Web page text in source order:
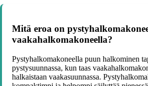
Mitä eroa on
vaakahalkomakoneella?
Pystyhalkomakoneella puun halkominen
pystysuunnassa, kun taas
halkaistaan vaakasuunnassa.